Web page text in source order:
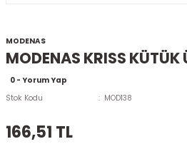
MODENAS
MODENAS KRISS KÜTÜK
0 - Yorum Yap
Stok Kodu
MOD138
166,51 TL